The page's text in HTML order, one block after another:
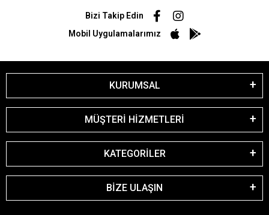
Bizi Takip Edin
Mobil Uygulamalarımız
KURUMSAL
MÜŞTERİ HİZMETLERİ
KATEGORİLER
BİZE ULAŞIN